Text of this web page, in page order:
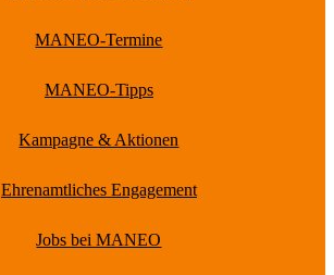
MANEO-Termine
MANEO-Tipps
Kampagne & Aktionen
Ehrenamtliches Engagement
Jobs bei MANEO